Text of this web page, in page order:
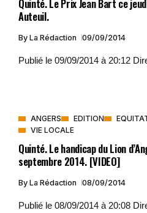
Quinté. Le Prix Jean Bart ce
Auteuil.
By La Rédaction 09/09/2014
Publié le 09/09/2014 à 20:12
ANGERS EDITION
VIE LOCALE
Quinté. Le handicap du Lion
septembre 2014. [VIDEO]
By La Rédaction 08/09/2014
Publié le 08/09/2014 à 20:08